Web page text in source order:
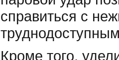
справиться с
Кроме того,